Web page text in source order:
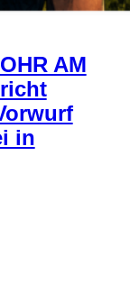
AM
in